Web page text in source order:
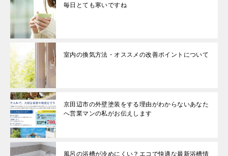
毎日とても寒いですね
室内の換気方法・オススメの改善ポイントについて
京田辺市の外壁塗装をする理由がわからないあなた
へ営業マンの私がお伝えします
風呂の浴槽が冷めにくい？エコで快適な最新浴槽情